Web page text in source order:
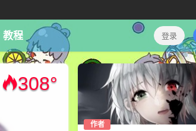
教程 登录
308°
作者